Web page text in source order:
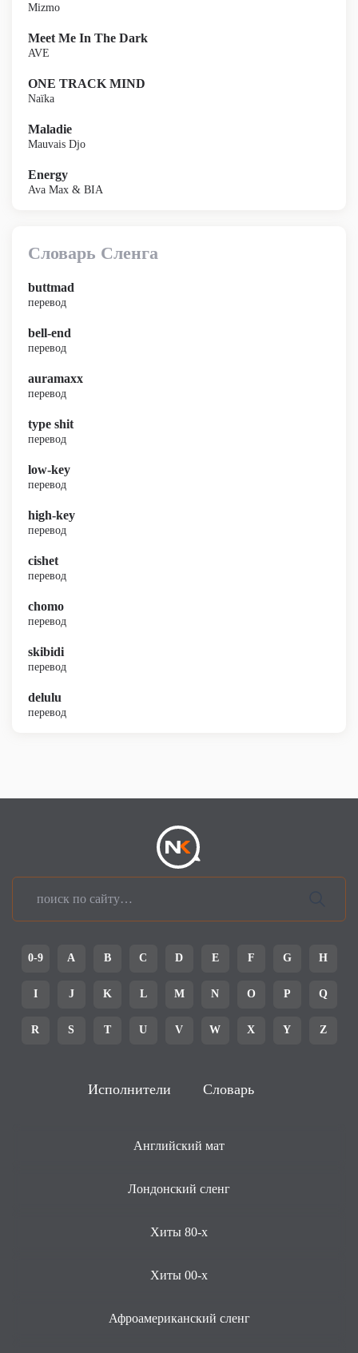
Mizmo
Meet Me In The Dark
AVE
ONE TRACK MIND
Naïka
Maladie
Mauvais Djo
Energy
Ava Max & BIA
Словарь Сленга
buttmad
перевод
bell-end
перевод
auramaxx
перевод
type shit
перевод
low-key
перевод
high-key
перевод
cishet
перевод
chomo
перевод
skibidi
перевод
delulu
перевод
0-9 A B C D E F G H
I J K L M N O P Q
R S T U V W X Y Z
Исполнители Словарь
Английский мат
Лондонский сленг
Хиты 80-х
Хиты 00-х
Афроамериканский сленг